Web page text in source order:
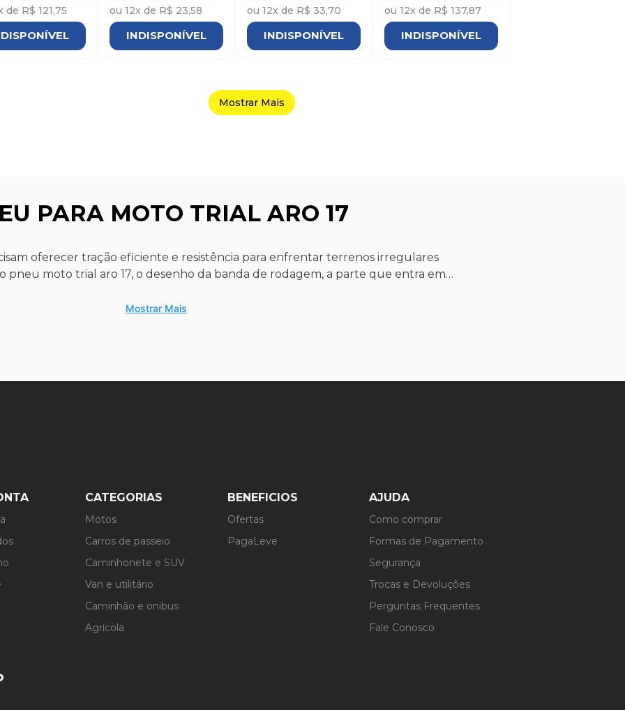
de R$ 121,75 ou 12x de R$ 23,58
INDISPONÍVEL
ou 12x de R$ 33,70
INDISPONÍVEL
ou 12x de R$ 137,87
INDISPONÍVEL
Mostrar Mais
PARA MOTO TRIAL ARO 17
oferecer tração eficiente e resistência para enfrentar terrenos irregulares
pneu moto trial aro 17, o desenho da banda de rodagem, a parte que entra em
solta e pedras. Esse tipo de pneu de motos é desenvolvido para proporcionar
para suportar impactos comuns em percursos off-road.
tipos de solo: mantém o mesmo desempenho em terrenos acidentados.
ajuda a manter o contato com o solo em situações de baixa aderência.
Mostrar Mais
CATEGORIAS
Motos
Carros de passeio
Caminhonete e SUV
Van e utilitário
Caminhão e onibus
Agrícola
BENEFICIOS
Ofertas
PagaLeve
AJUDA
Como comprar
Formas de Pagamento
Segurança
Trocas e Devoluções
Perguntas Frequentes
Fale Conosco